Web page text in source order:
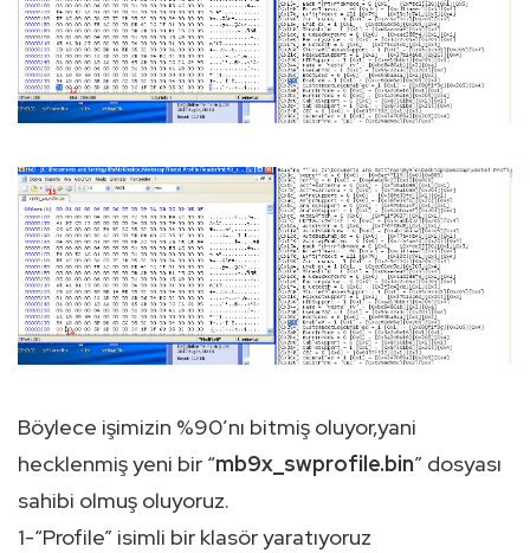
Böylece işimizin %90’nı bitmiş oluyor,yani
hecklenmiş yeni bir “mb9x_swprofile.bin” dosyası
sahibi olmuş oluyoruz.
1-“Profile” isimli bir klasör yaratıyoruz